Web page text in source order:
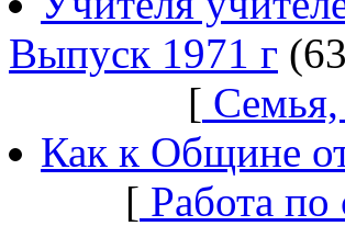
Выпуск 1971 г
[
Как к Общине
[ Работа по